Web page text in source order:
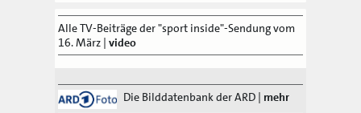
Alle TV-Beiträge der "sport inside"-Sendung vom
16. März | video
Die Bilddatenbank der ARD | mehr